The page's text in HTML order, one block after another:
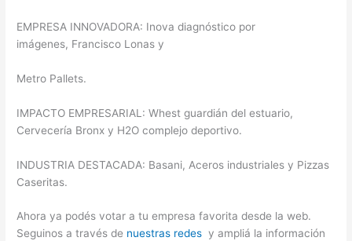
EMPRESA INNOVADORA: Inova diagnóstico por
imágenes, Francisco Lonas y
Metro Pallets.
IMPACTO EMPRESARIAL: Whest guardián del estuario,
Cervecería Bronx y H2O complejo deportivo.
INDUSTRIA DESTACADA: Basani, Aceros industriales y Pizzas
Caseritas.
Ahora ya podés votar a tu empresa favorita desde la web.
Seguinos a través de nuestras redes y ampliá la información